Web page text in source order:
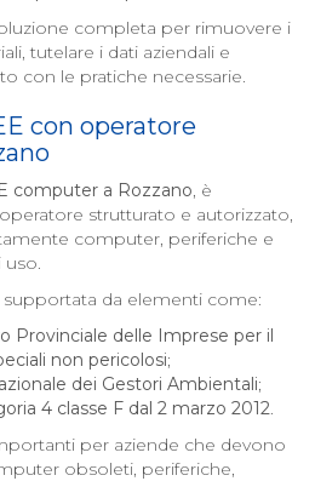
completa per rimuovere i
tutelare i dati aziendali e
con le pratiche necessarie.
con operatore
computer a Rozzano, è
strutturato e autorizzato,
computer, periferiche e
uso.
supportata da elementi come:
Provinciale delle Imprese per il
non pericolosi;
dei Gestori Ambientali;
4 classe F dal 2 marzo 2012.
per aziende che devono
obsoleti, periferiche,